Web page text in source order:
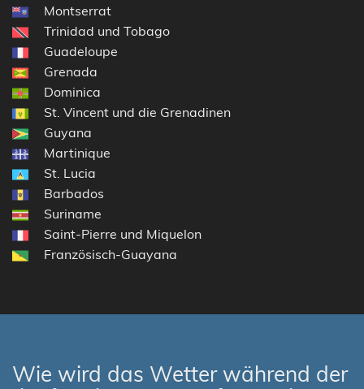
Montserrat
Trinidad und Tobago
Guadeloupe
Grenada
Dominica
St. Vincent und die Grenadinen
Guyana
Martinique
St. Lucia
Barbados
Suriname
Saint-Pierre und Miquelon
Französisch-Guayana
Wie wird das Wetter während der